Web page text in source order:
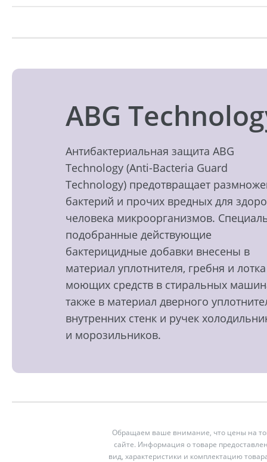
ABG
Антибактериальная защита ABG
Technology (Anti-Bacteria Guard
Technology) предотвращает
бактерий и прочих вредных для
человека микроорганизмов.
подобранные действующие
бактерицидные добавки внесены в
материал уплотнителя, гребня и
моющих средств в стиральных
также в материал дверного
внутренних стенк и ручек
и морозильников.
Обращаем ваше внимание, что цены на
сайте. Информация о товаре
вид, характеристики и комплектацию